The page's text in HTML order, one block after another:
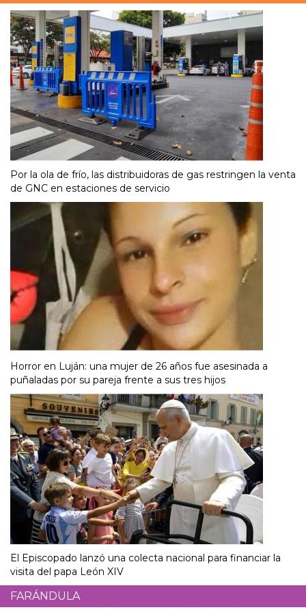
Por la ola de frío, las distribuidoras de gas restringen la venta
de GNC en estaciones de servicio
Horror en Luján: una mujer de 26 años fue asesinada a
puñaladas por su pareja frente a sus tres hijos
El Episcopado lanzó una colecta nacional para financiar la
visita del papa León XIV
FARÁNDULA